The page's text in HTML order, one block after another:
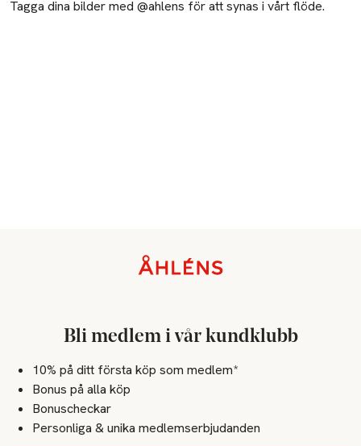
***fri från ingredienser av animaliskt ursprung
Tagga dina bilder med @ahlens för att synas i vårt flöde.
Bli medlem i vår kundklubb
10% på ditt första köp som medlem*
Bonus på alla köp
Bonuscheckar
Personliga & unika medlemserbjudanden